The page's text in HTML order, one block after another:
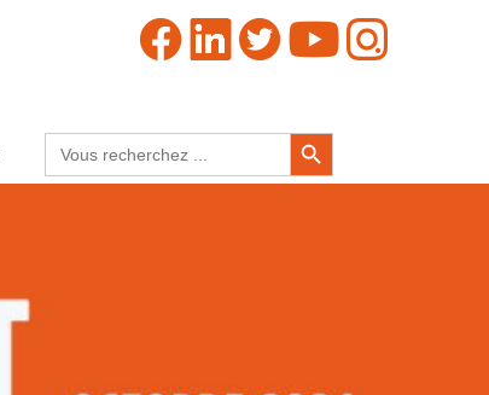
for:
Search Button